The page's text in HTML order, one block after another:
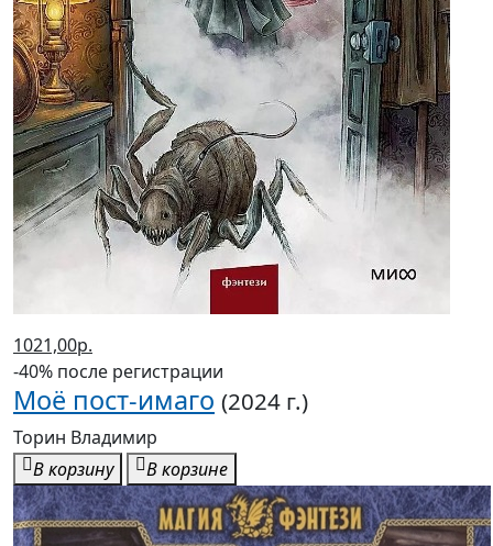
1021,00р.
-40% после регистрации
Моё пост-имаго (2024 г.)
Торин Владимир
В корзину
В корзине